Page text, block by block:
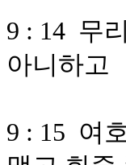
9 : 14 무
아니하고
9 : 15 여